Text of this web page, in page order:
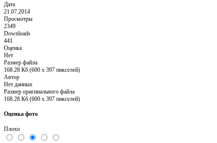
Дата
21.07.2014
Просмотры
2349
Downloads
441
Оценка
Нет
Размер файла
168.28 Кб (600 x 397 пикселей)
Автор
Нет данных
Размер оригинального файла
168.28 Кб (600 x 397 пикселей)
Оценка фото
Плохо